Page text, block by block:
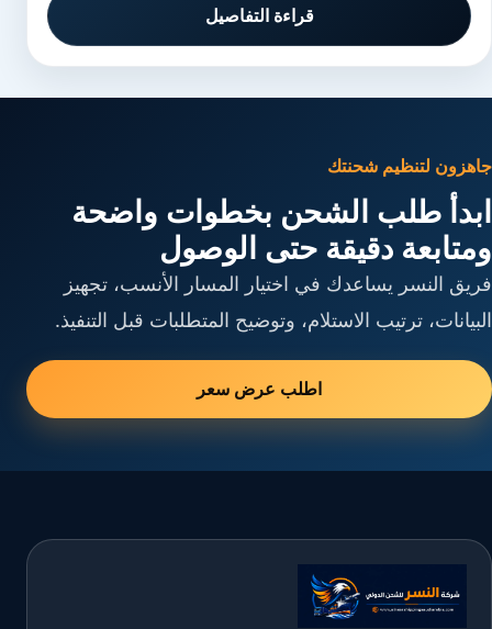
قراءة التفاصيل
جاهزون لتنظيم شحنتك
ابدأ طلب الشحن بخطوات واضحة
ومتابعة دقيقة حتى الوصول
فريق النسر يساعدك في اختيار المسار الأنسب، تجهيز
البيانات، ترتيب الاستلام، وتوضيح المتطلبات قبل التنفيذ.
اطلب عرض سعر